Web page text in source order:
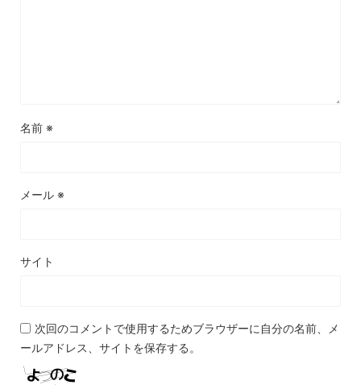
名前 ※
メール ※
サイト
次回のコメントで使用するためブラウザーに自分の名前、メ
ールアドレス、サイトを保存する。